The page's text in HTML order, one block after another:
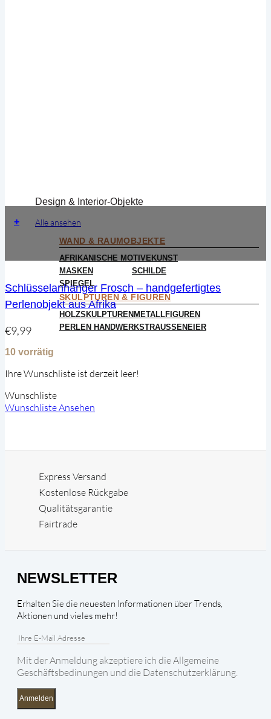
Design & Interior-Objekte
Alle ansehen
WAND & RAUMOBJEKTE
AFRIKANISCHE MOTIVEKUNST
MASKEN
SCHILDE
SPIEGEL
SKULPTUREN & FIGUREN
HOLZSKULPTURENMETALLFIGUREN
PERLEN HANDWERKSTRAUSSENEIER
+
Schlüsselanhänger Frosch – handgefertigtes
Perlenobjekt aus Afrika
€9,99
10 vorrätig
Ihre Wunschliste ist derzeit leer!
Wunschliste
Wunschliste Ansehen
Express Versand
Kostenlose Rückgabe
Qualitätsgarantie
Fairtrade
NEWSLETTER
Erhalten Sie die neuesten Informationen über Trends,
Aktionen und vieles mehr!
Mit der Anmeldung akzeptiere ich die Allgemeine
Geschäftsbedinungen und die Datenschutzerklärung.
Anmelden